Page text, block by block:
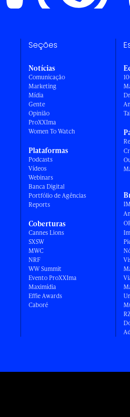
Seções
Notícias
Comunicação
Marketing
Mídia
Gente
Opinião
ProXXIma
Women To Watch
Plataformas
Podcasts
Vídeos
Webinars
Banca Digital
Portfólio de Agências
Reports
Coberturas
Cannes Lions
SXSW
MWC
NRF
WW Summit
Evento ProXXIma
Maximídia
Effie Awards
Caboré